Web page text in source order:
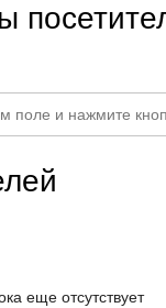
еще отсутствует